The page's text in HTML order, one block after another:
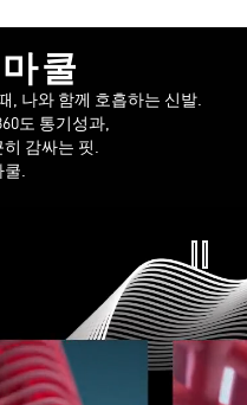
쿨
, 나와 함께 호흡하는 신발.​
도 통기성과,
감싸는 핏.
쿨.​